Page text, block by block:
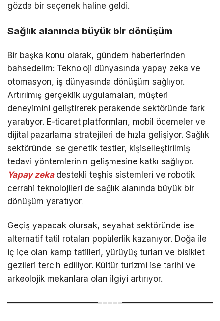
gözde bir seçenek haline geldi.
Sağlık alanında büyük bir dönüşüm
Bir başka konu olarak, gündem haberlerinden
bahsedelim: Teknoloji dünyasında yapay zeka ve
otomasyon, iş dünyasında dönüşüm sağlıyor.
Artırılmış gerçeklik uygulamaları, müşteri
deneyimini geliştirerek perakende sektöründe fark
yaratıyor. E-ticaret platformları, mobil ödemeler ve
dijital pazarlama stratejileri de hızla gelişiyor. Sağlık
sektöründe ise genetik testler, kişiselleştirilmiş
tedavi yöntemlerinin gelişmesine katkı sağlıyor.
Yapay zekadestekli teşhis sistemleri ve robotik
cerrahi teknolojileri de sağlık alanında büyük bir
dönüşüm yaratıyor.
Geçiş yapacak olursak, seyahat sektöründe ise
alternatif tatil rotaları popülerlik kazanıyor. Doğa ile
iç içe olan kamp tatilleri, yürüyüş turları ve bisiklet
gezileri tercih ediliyor. Kültür turizmi ise tarihi ve
arkeolojik mekanlara olan ilgiyi artırıyor.